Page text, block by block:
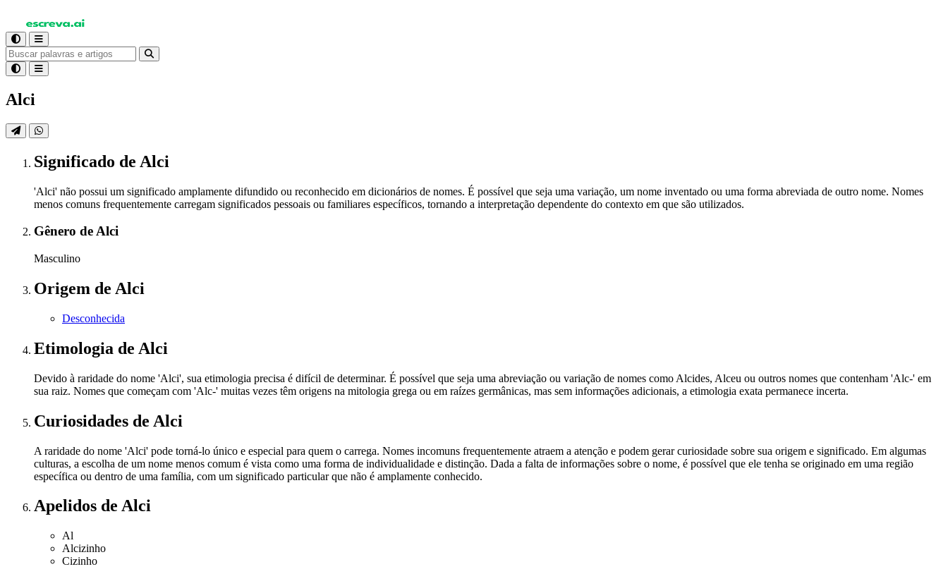
Alci
Significado de Alci
'Alci' não possui um significado amplamente difundido ou reconhecido em dicionários de nomes. É possível que seja uma variação, um nome inventado ou uma forma abreviada de outro nome. Nomes
menos comuns frequentemente carregam significados pessoais ou familiares específicos, tornando a interpretação dependente do contexto em que são utilizados.
Gênero de Alci
Masculino
Origem de Alci
Desconhecida
Etimologia de Alci
Devido à raridade do nome 'Alci', sua etimologia precisa é difícil de determinar. É possível que seja uma abreviação ou variação de nomes como Alcides, Alceu ou outros nomes que contenham 'Alc-' em
sua raiz. Nomes que começam com 'Alc-' muitas vezes têm origens na mitologia grega ou em raízes germânicas, mas sem informações adicionais, a etimologia exata permanece incerta.
Curiosidades de Alci
A raridade do nome 'Alci' pode torná-lo único e especial para quem o carrega. Nomes incomuns frequentemente atraem a atenção e podem gerar curiosidade sobre sua origem e significado. Em algumas
culturas, a escolha de um nome menos comum é vista como uma forma de individualidade e distinção. Dada a falta de informações sobre o nome, é possível que ele tenha se originado em uma região
específica ou dentro de uma família, com um significado particular que não é amplamente conhecido.
Apelidos de Alci
Al
Alcizinho
Cizinho